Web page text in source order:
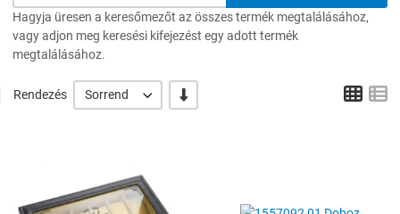
Hagyja üresen a keresőmezőt az összes termék megtalálásához,
vagy adjon meg keresési kifejezést egy adott termék
megtalálásához.
Rendezés Sorrend -/+ Grid
Összehasonlítás